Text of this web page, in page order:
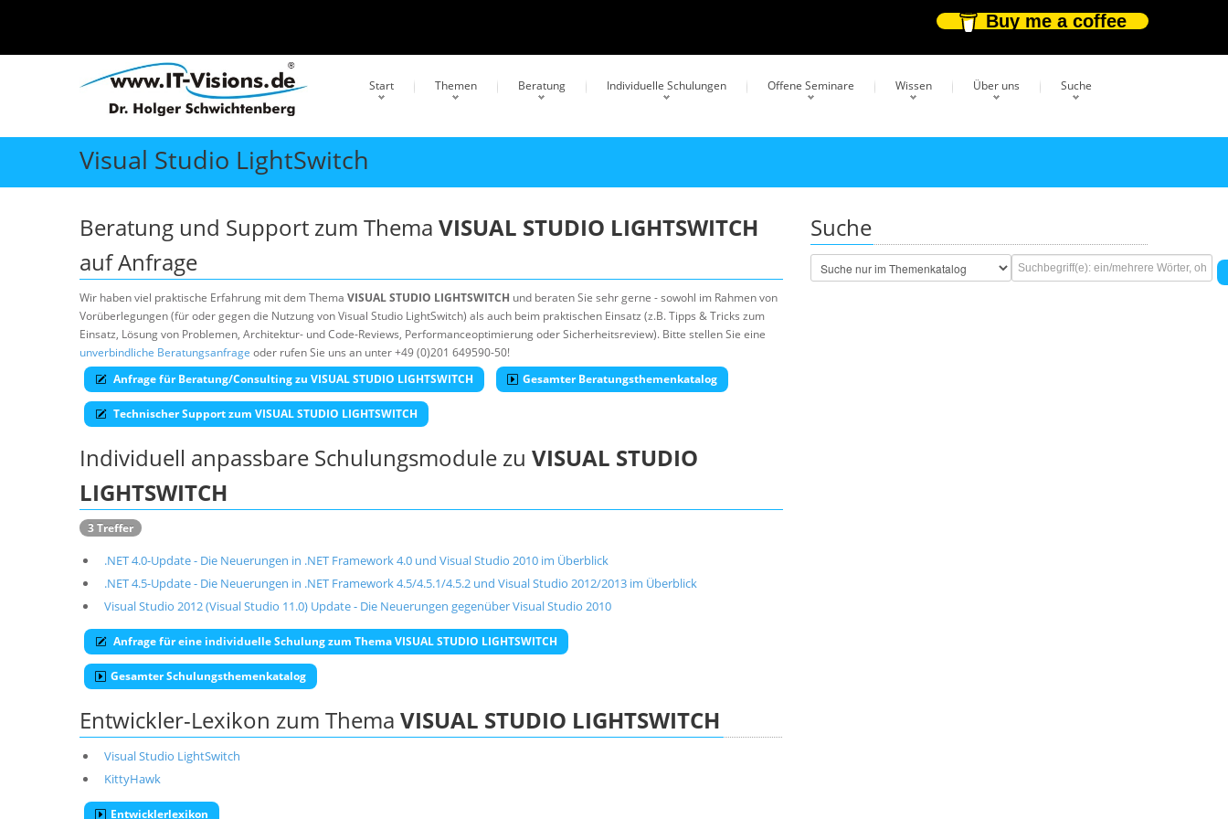
Buy me a coffee
Start Themen Beratung Individuelle Schulungen Offene Seminare Wissen Über uns Suche
Visual Studio LightSwitch
Beratung und Support zum Thema VISUAL STUDIO LIGHTSWITCH
auf Anfrage
Wir haben viel praktische Erfahrung mit dem Thema VISUAL STUDIO LIGHTSWITCH und beraten Sie sehr gerne - sowohl im Rahmen von
Vorüberlegungen (für oder gegen die Nutzung von Visual Studio LightSwitch) als auch beim praktischen Einsatz (z.B. Tipps & Tricks zum
Einsatz, Lösung von Problemen, Architektur- und Code-Reviews, Performanceoptimierung oder Sicherheitsreview). Bitte stellen Sie eine
unverbindliche Beratungsanfrage oder rufen Sie uns an unter +49 (0)201 649590-50!
Anfrage für Beratung/Consulting zu VISUAL STUDIO LIGHTSWITCH
Gesamter Beratungsthemenkatalog
Technischer Support zum VISUAL STUDIO LIGHTSWITCH
Individuell anpassbare Schulungsmodule zu VISUAL STUDIO
LIGHTSWITCH
3 Treffer
.NET 4.0-Update - Die Neuerungen in .NET Framework 4.0 und Visual Studio 2010 im Überblick
.NET 4.5-Update - Die Neuerungen in .NET Framework 4.5/4.5.1/4.5.2 und Visual Studio 2012/2013 im Überblick
Visual Studio 2012 (Visual Studio 11.0) Update - Die Neuerungen gegenüber Visual Studio 2010
Anfrage für eine individuelle Schulung zum Thema VISUAL STUDIO LIGHTSWITCH
Gesamter Schulungsthemenkatalog
Entwickler-Lexikon zum Thema VISUAL STUDIO LIGHTSWITCH
Visual Studio LightSwitch
KittyHawk
Entwicklerlexikon
Suche